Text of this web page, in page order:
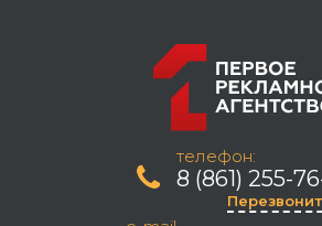
телефон:
8 (861) 255-